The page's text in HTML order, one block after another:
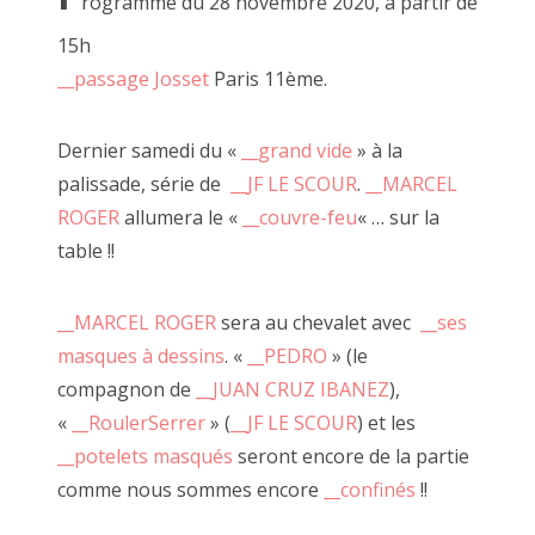
2021 avril
2020 décembre
2020 novembre
2020 septembre
2020 octobre
2020 août
2020 juillet
2020 juin
15h
__passage Josset Paris 11ème.
Dernier samedi du « __grand vide » à la
palissade, série de
__JF LE SCOUR.
__MARCEL
ROGERallumera le « __couvre-feu« … sur la
table !!
__MARCEL ROGERsera au chevalet avec
__ses
masques à dessins. « __PEDRO » (le
compagnon de
__JUAN CRUZ IBANEZ),
«
__RoulerSerrer» ( __JF LE SCOUR) et les
__potelets masqués seront encore de la partie
comme nous sommes encore
__confinés !!
régulièrement d'autres morceaux de bois.
__vidéo),__encore des boîtes,__6 ou 7 boîtes,
Thebois remarquables